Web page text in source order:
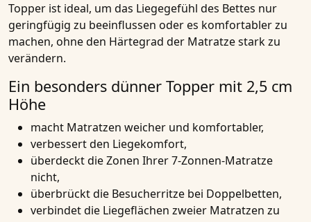
Topper ist ideal, um das Liegegefühl des Bettes nur
geringfügig zu beeinflussen oder es komfortabler zu
machen, ohne den Härtegrad der Matratze stark zu
verändern.
Ein besonders dünner Topper mit 2,5 cm
Höhe
macht Matratzen weicher und komfortabler,
verbessert den Liegekomfort,
überdeckt die Zonen Ihrer 7-Zonnen-Matratze
nicht,
überbrückt die Besucherritze bei Doppelbetten,
verbindet die Liegeflächen zweier Matratzen zu